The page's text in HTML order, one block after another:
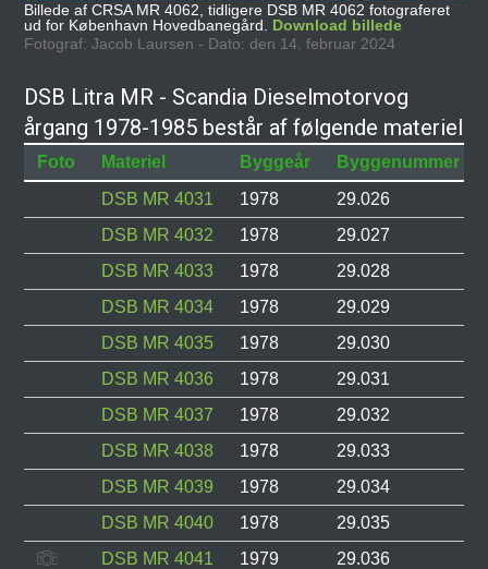
Billede af CRSA MR 4062, tidligere DSB MR 4062 fotograferet
ud for København Hovedbanegård. Download billede
Fotograf: Jacob Laursen - Dato: den 14. februar 2024
DSB Litra MR - Scandia Dieselmotorvog
årgang 1978-1985 består af følgende materiel
Foto Materiel Byggeår Byggenummer
DSB MR 4031
1978
29.026
DSB MR 4032
1978
29.027
DSB MR 4033
1978
29.028
DSB MR 4034
1978
29.029
DSB MR 4035
1978
29.030
DSB MR 4036
1978
29.031
DSB MR 4037
1978
29.032
DSB MR 4038
1978
29.033
DSB MR 4039
1978
29.034
DSB MR 4040
1978
29.035
DSB MR 4041
1979
29.036